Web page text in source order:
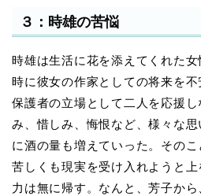
３：時雄の苦悩
時雄は生活に花を添えてくれた
時に彼女の作家としての将来を不
保護者の立場として二人を応援
み、惜しみ、悔恨など、様々な
に酒の量も増えていった。そのこ
苦しくも現実を受け入れようと
力は無に帰す。なんと、芳子か